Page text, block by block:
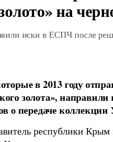
на
иски в ЕСПЧ после
в 2013 году
золота»,
о передаче коллекции
республики Крым